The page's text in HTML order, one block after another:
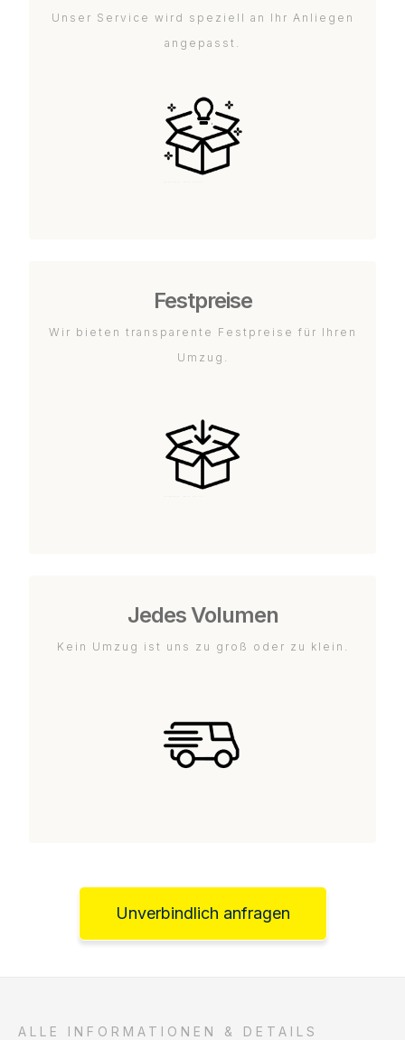
Unser Service wird speziell an Ihr Anliegen
angepasst.
Festpreise
Wir bieten transparente Festpreise für Ihren
Umzug.
Jedes Volumen
Kein Umzug ist uns zu groß oder zu klein.
Unverbindlich anfragen
ALLE INFORMATIONEN & DETAILS